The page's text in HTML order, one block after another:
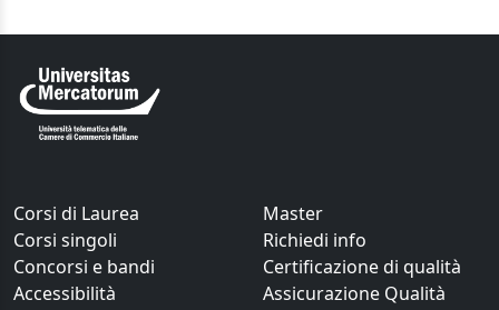
Corsi di Laurea
Master
Corsi singoli
Richiedi info
Concorsi e bandi
Certificazione di qualità
Accessibilità
Assicurazione Qualità